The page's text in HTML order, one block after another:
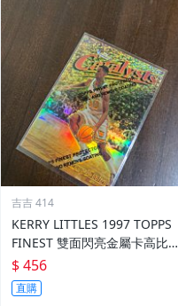
吉吉 414
KERRY LITTLES 1997 TOPPS
FINEST 雙面閃亮金屬卡高比 R
EF 限135/289 前後如圖
$ 456
直購